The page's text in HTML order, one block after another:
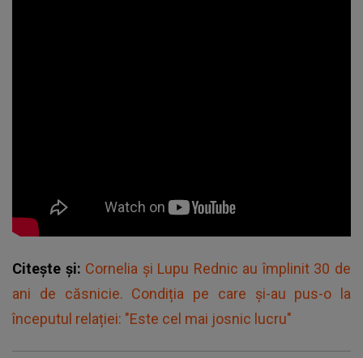
Citește și: Cornelia și Lupu Rednic au împlinit 30 de
ani de căsnicie. Condiția pe care și-au pus-o la
începutul relației: "Este cel mai josnic lucru"